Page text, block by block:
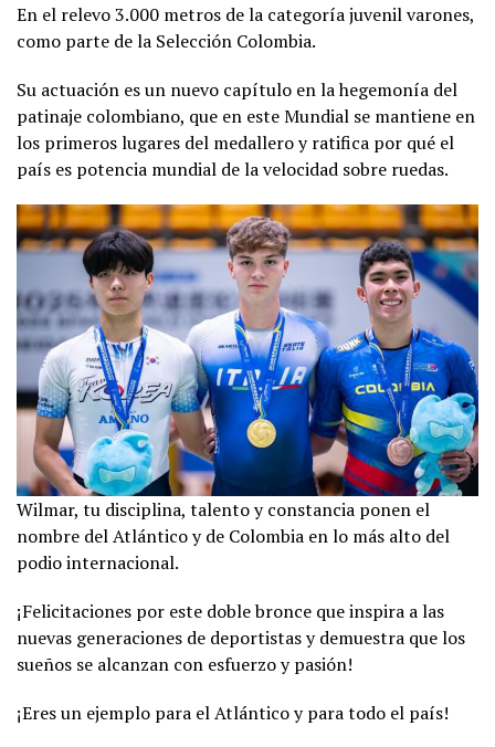
En el relevo 3.000 metros de la categoría juvenil varones,
como parte de la Selección Colombia.
Su actuación es un nuevo capítulo en la hegemonía del
patinaje colombiano, que en este Mundial se mantiene en
los primeros lugares del medallero y ratifica por qué el
país es potencia mundial de la velocidad sobre ruedas.
Wilmar, tu disciplina, talento y constancia ponen el
nombre del Atlántico y de Colombia en lo más alto del
podio internacional.
¡Felicitaciones por este doble bronce que inspira a las
nuevas generaciones de deportistas y demuestra que los
sueños se alcanzan con esfuerzo y pasión!
¡Eres un ejemplo para el Atlántico y para todo el país!